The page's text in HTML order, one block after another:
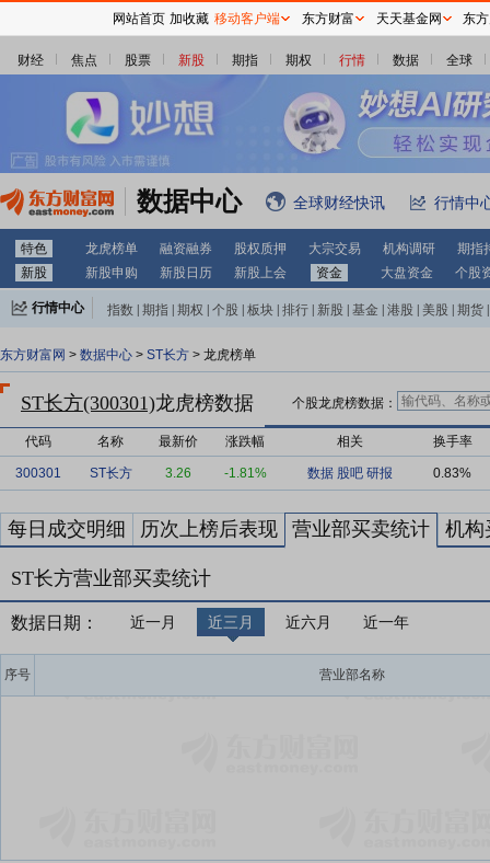
财经 焦点 股票 新股 期指 期权 行情 数据 全球
数据中心 全球财经快讯 行情中
特色 龙虎榜单 融资融券 股权质押 大宗交易 机构调研
期指
新股
新股申购 新股日历 新股上会 资金 大盘资金 个股
行情中心 指数 期指 期权 个股 板块 排行 新股 基金 港股 美股 期货
东方财富网 > 数据中心 > ST长方 > 龙虎榜单
ST长方(300301)龙虎榜数据 个股龙虎榜数据：
代码 名称 最新价 涨跌幅 相关 换手率
300301 ST长方 3.26 -1.81% 数据 股吧 研报 0.83%
每日成交明细 历次上榜后表现 营业部买卖统计 机构
ST长方营业部买卖统计
数据日期： 近一月 近三月 近六月 近一年
序号 营业部名称
网站首页 加收藏 移动客户端 东方财富 天天基金网 东